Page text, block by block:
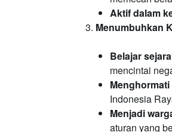
Aktif dalam
Menumbuhkan
Belajar
mencintai
Indonesia
Menjadi
aturan yang